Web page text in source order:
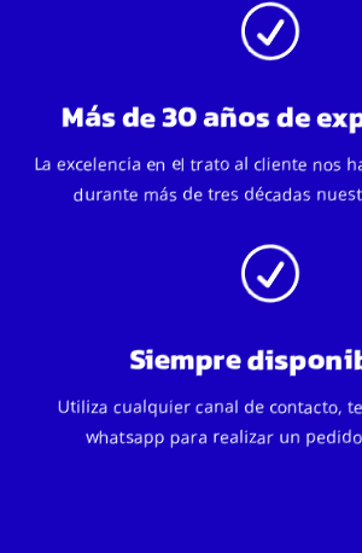
R
Más de 30 años de
La excelencia en el trato al cliente nos
durante más de tres décadas
R
Siempre
Utiliza cualquier canal de contacto,
whatsapp para realizar un